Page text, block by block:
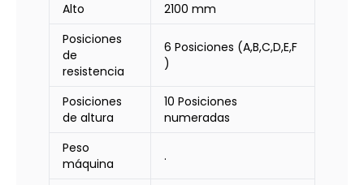
Alto
2100 mm
Posiciones
de
resistencia
6 Posiciones (A,B,C,D,E,F
)
Posiciones
de altura
10 Posiciones
numeradas
Peso
máquina
.